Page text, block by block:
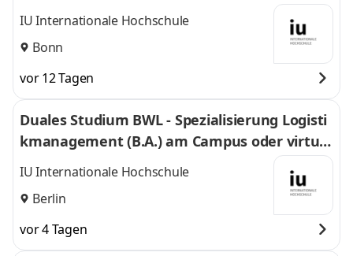
IU Internationale Hochschule
Bonn
vor 12 Tagen
Duales Studium BWL - Spezialisierung Logisti
kmanagement (B.A.) am Campus oder virtuel
l
IU Internationale Hochschule
Berlin
vor 4 Tagen